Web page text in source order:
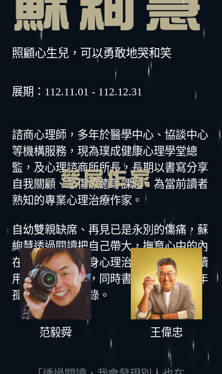
照顧心生兒，可以勇敢地哭和笑
展期：112.11.01 - 112.12.31
諮商心理師，多年於醫學中心、協談中心
等機構服務，現為璞成健康心理學堂總
監，及心理諮商所所長，長期以書寫分享
自我關顧、悲傷療癒等課題，為當前讀者
熟知的專業心理治療作家。
自幼雙親缺席、再見已是永別的傷痛，蘇
絢慧透過閱讀把自己帶大，撫育心中的內
在小孩，進而投身心理治療工作，她持續
用書寫病歷的筆，同時書寫給下一輪百年
孤寂的醫治備忘錄。
「透過閱讀，我會發現別人也在
過各自的人生、面對各自不同的
范毅舜 王偉忠